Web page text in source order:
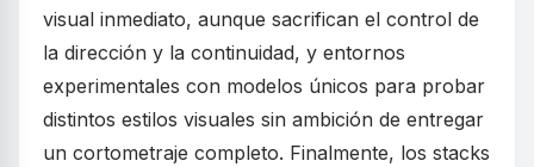
visual inmediato, aunque sacrifican el control de
la dirección y la continuidad, y entornos
experimentales con modelos únicos para probar
distintos estilos visuales sin ambición de entregar
un cortometraje completo. Finalmente, los stacks